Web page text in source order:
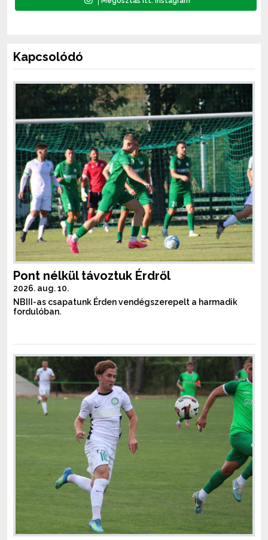
Kapcsolódó
Pont nélkül távoztuk Érdről
2026. aug. 10.
NBIII-as csapatunk Érden vendégszerepelt a harmadik
fordulóban.